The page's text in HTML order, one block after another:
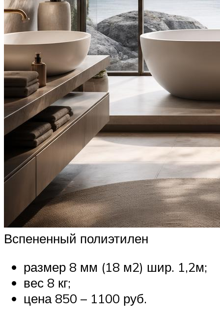
Вспененный полиэтилен
размер 8 мм (18 м2) шир. 1,2м;
вес 8 кг;
цена 850 – 1100 руб.